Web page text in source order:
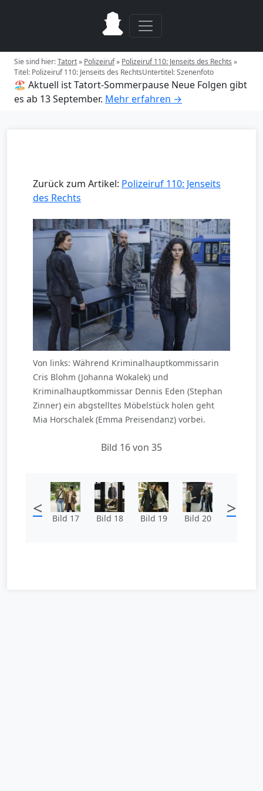
Sie sind hier:Tatort» Polizeiruf» Polizeiruf 110: Jenseits des Rechts »
Titel: Polizeiruf 110: Jenseits des RechtsUntertitel: Szenenfoto
🏖️ Aktuell ist Tatort-Sommerpause Neue Folgen gibt
es ab 13 September. Mehr erfahren →
Zurück zum Artikel: Polizeiruf 110: Jenseits
des Rechts
Von links: Während Kriminalhauptkommissarin
Cris Blohm (Johanna Wokalek) und
Kriminalhauptkommissar Dennis Eden (Stephan
Zinner) ein abgstelltes Möbelstück holen geht
Mia Horschalek (Emma Preisendanz) vorbei.
Bild 16 von 35
< Bild 17 Bild 18 Bild 19 Bild 20 >